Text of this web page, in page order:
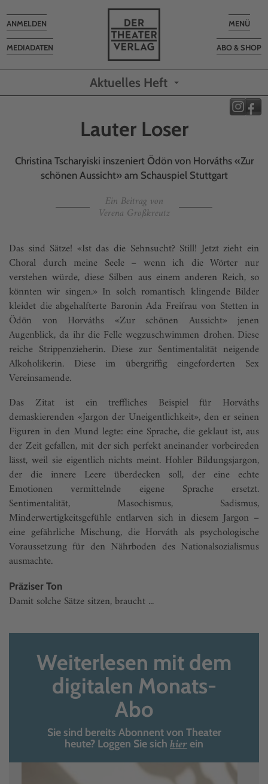
Toggle
MENÜ
ABO & SHOP
MEDIADATEN
Toggle
navigation
ANMELDEN
Aktuelles Heft
Lauter Loser
Christina Tscharyiski inszeniert Ödön von Horváths «Zur
schönen Aussicht» am Schauspiel Stuttgart
Ein Beitrag von
Verena Großkreutz
Das sind Sätze! «Ist das die Sehnsucht? Still! Jetzt zieht ein
Choral durch meine Seele – wenn ich die Wörter nur
verstehen würde, diese Silben aus einem anderen Reich, so
könnten wir singen.» In solch romantisch klingende Bilder
kleidet die abgehalfterte Baronin Ada Freifrau von Stetten in
Ödön von Horváths «Zur schönen Aussicht» jenen
Augenblick, da ihr die Felle wegzuschwimmen drohen. Diese
reiche Strippenzieherin. Diese zur Sentimentalität neigende
Alkoholikerin. Diese im übergriffig eingeforderten Sex
Vereinsamende.
Das Zitat ist ein treffliches Beispiel für Horváths
demaskierenden «Jargon der Uneigentlichkeit», den er seinen
Figuren in den Mund legte: eine Sprache, die geklaut ist, aus
der Zeit gefallen, mit der sich perfekt aneinander vorbeireden
lässt, weil sie eigentlich nichts meint. Hohler Bildungsjargon,
der die innere Leere überdecken soll, der eine echte
Emotionen vermittelnde eigene Sprache ersetzt.
Sentimentalität, Masochismus, Sadismus,
Minderwertigkeitsgefühle entlarven sich in diesem Jargon –
eine gefährliche Mischung, die Horváth als psychologische
Voraussetzung für den Nährboden des Nationalsozialismus
ausmachte.
Präziser Ton
Damit solche Sätze sitzen, braucht ...
Weiterlesen mit dem
digitalen Monats-
Abo
Sie sind bereits Abonnent von Theater
heute? Loggen Sie sich hierein